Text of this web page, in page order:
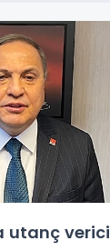
utanç verici